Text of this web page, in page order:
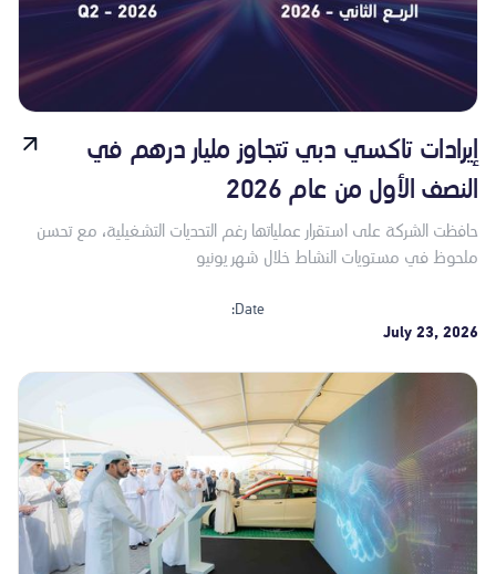
إيرادات تاكسي دبي تتجاوز مليار درهم في
النصف الأول من عام 2026
حافظت الشركة على استقرار عملياتها رغم التحديات التشغيلية، مع تحسن
ملحوظ في مستويات النشاط خلال شهر يونيو
Date:
July 23, 2026